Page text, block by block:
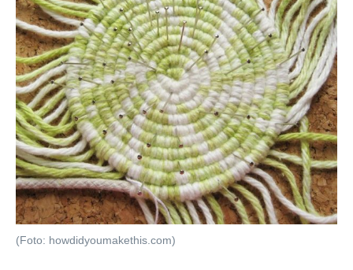
(Foto: howdidyoumakethis.com)